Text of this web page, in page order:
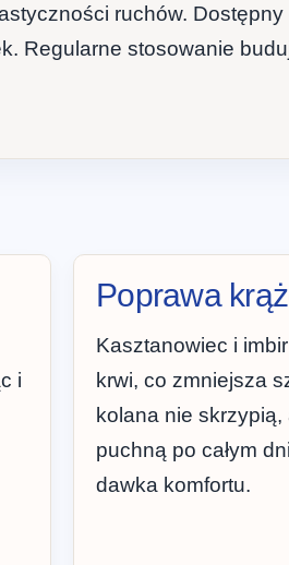
ruchów. Dostępny
Regularne stosowanie
i
Poprawa
Kasztanowiec i
krwi, co zmniejsza
kolana nie
puchną po całym
dawka komfortu.